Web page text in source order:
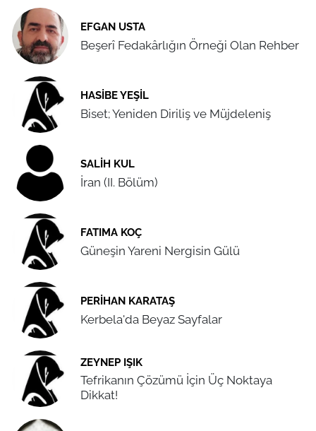
EFGAN USTA
Beşerî Fedakârlığın Örneği Olan Rehber
HASIBE YEŞIL
Biset; Yeniden Diriliş ve Müjdeleniş
SALIH KUL
İran (II. Bölüm)
FATIMA KOÇ
Güneşin Yareni Nergisin Gülü
PERIHAN KARATAŞ
Kerbela'da Beyaz Sayfalar
ZEYNEP IŞIK
Tefrikanın Çözümü İçin Üç Noktaya
Dikkat!